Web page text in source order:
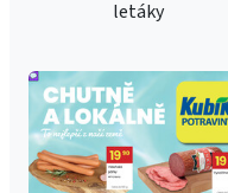
letáky